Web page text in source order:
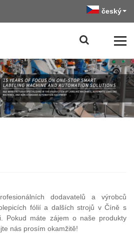
český
dodavatelů a výrobců
fólií a dalších strojů v Číně s
Pokud máte zájem o naše produkty
nás prosím okamžitě!